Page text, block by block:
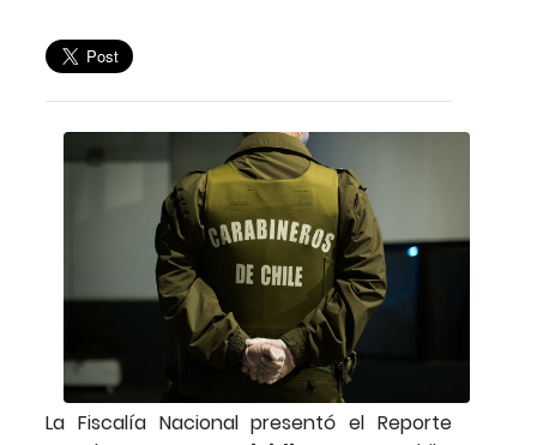
La Fiscalía Nacional presentó el Reporte